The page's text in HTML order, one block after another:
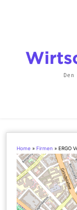
Home » Firmen »ERGO